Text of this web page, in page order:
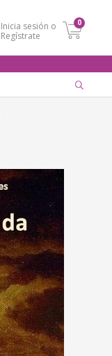
Inicia sesión o
Regístrate
0